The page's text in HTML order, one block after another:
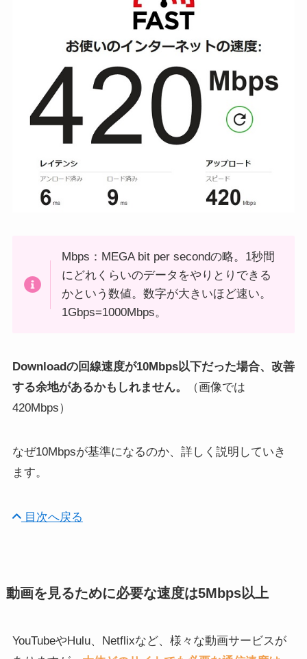
Mbps：MEGA bit per secondの略。1秒間
にどれくらいのデータをやりとりできる
かという数値。数字が大きいほど速い。
1Gbps=1000Mbps。
Downloadの回線速度が10Mbps以下だった場合、改善
する余地があるかもしれません。
（画像では
420Mbps）
なぜ10Mbpsが基準になるのか、詳しく説明していき
ます。
目次へ戻る
動画を見るために必要な速度は5Mbps以上
YouTubeやHulu、Netflixなど、様々な動画サービスが